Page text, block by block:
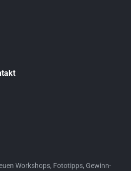
Workshops, Fototipps, Gewinn-